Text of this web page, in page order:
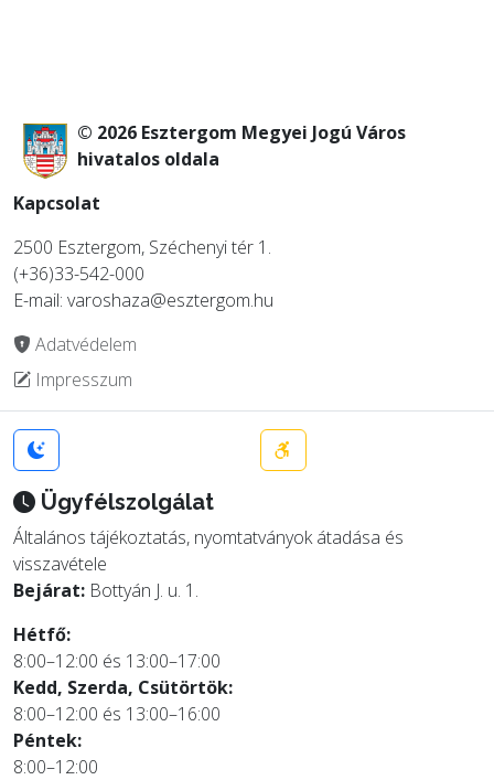
© 2026 Esztergom Megyei Jogú Város
hivatalos oldala
Kapcsolat
2500 Esztergom, Széchenyi tér 1.
(+36)33-542-000
E-mail: varoshaza@esztergom.hu
Adatvédelem
Impresszum
Ügyfélszolgálat
Általános tájékoztatás, nyomtatványok átadása és
visszavétele
Bejárat: Bottyán J. u. 1.
Hétfő:
8:00–12:00 és 13:00–17:00
Kedd, Szerda, Csütörtök:
8:00–12:00 és 13:00–16:00
Péntek:
8:00–12:00